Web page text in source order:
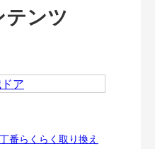
テンツ